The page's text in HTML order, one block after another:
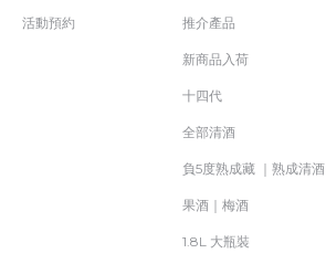
活動預約 推介產品
新商品入荷
十四代
全部清酒
負5度熟成藏 ｜熟成清酒
果酒｜梅酒
1.8L 大瓶裝